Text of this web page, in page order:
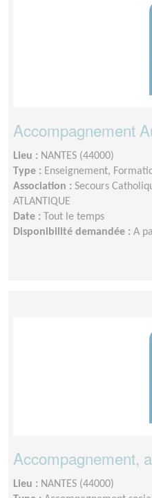
Accompagnement
Lieu : NANTES (44000)
Type : Enseignement,
Association : Secours
ATLANTIQUE
Date : Tout le temps
Disponibilité demandée : A
Accompagnement,
Lieu : NANTES (44000)